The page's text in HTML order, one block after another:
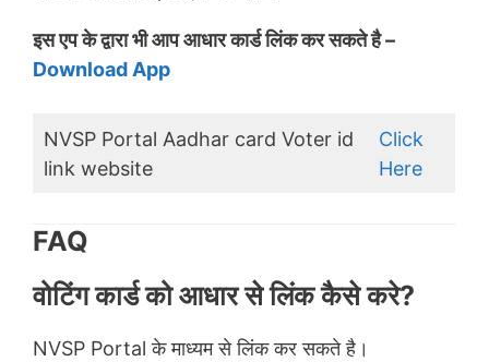
इस एप के द्वारा भी आप आधार कार्ड लिंक कर सकते है –
Download App
NVSP Portal Aadhar card Voter id
link website
Click
Here
FAQ
वोटिंग कार्ड को आधार से लिंक कैसे करे?
NVSP Portal के माध्यम से लिंक कर सकते है।